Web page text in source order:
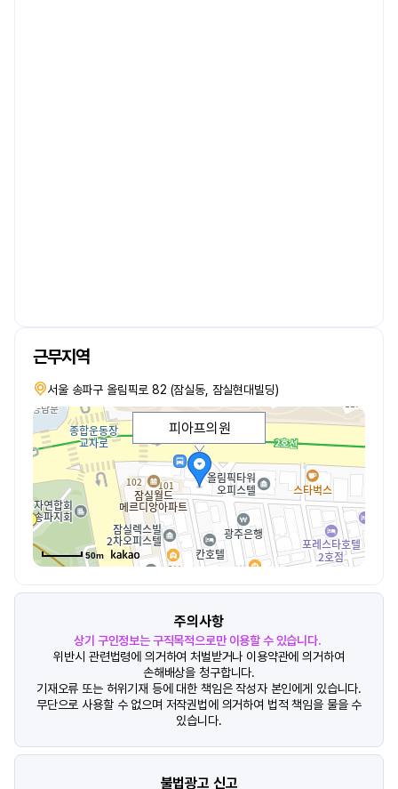
근무지역
서울 송파구 올림픽로 82 (잠실동, 잠실현대빌딩)
피아프의원
50m
주의사항
상기 구인정보는 구직목적으로만 이용할 수 있습니다.
위반시 관련법령에 의거하여 처벌받거나 이용약관에 의거하여
손해배상을 청구합니다.
기재오류 또는 허위기재 등에 대한 책임은 작성자 본인에게 있습니다.
무단으로 사용할 수 없으며 저작권법에 의거하여 법적 책임을 물을 수
있습니다.
불법광고 신고